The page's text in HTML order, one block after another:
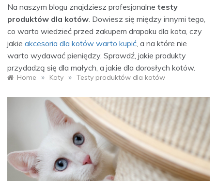
właścicieli,
tresura,
akcesoria –
Petto
Na naszym blogu znajdziesz profesjonalne testy
produktów dla kotów. Dowiesz się między innymi tego,
co warto wiedzieć przed zakupem drapaku dla kota, czy
jakie akcesoria dla kotów warto kupić, a na które nie
warto wydawać pieniędzy. Sprawdź, jakie produkty
przydadzą się dla małych, a jakie dla dorosłych kotów.
Home » Koty » Testy produktów dla kotów